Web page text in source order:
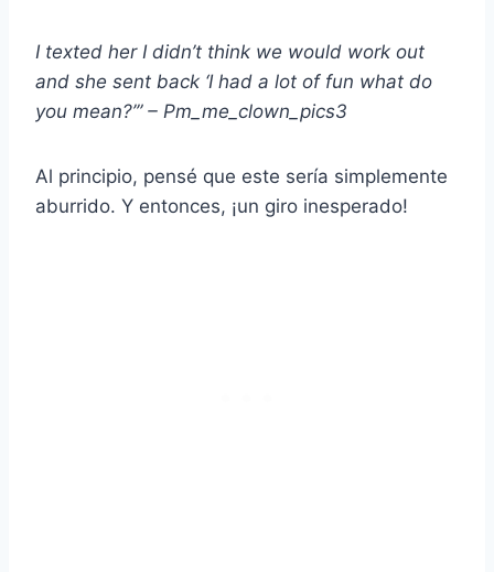
I texted her I didn’t think we would work out
and she sent back ‘I had a lot of fun what do
you mean?’” – Pm_me_clown_pics3
Al principio, pensé que este sería simplemente
aburrido. Y entonces, ¡un giro inesperado!